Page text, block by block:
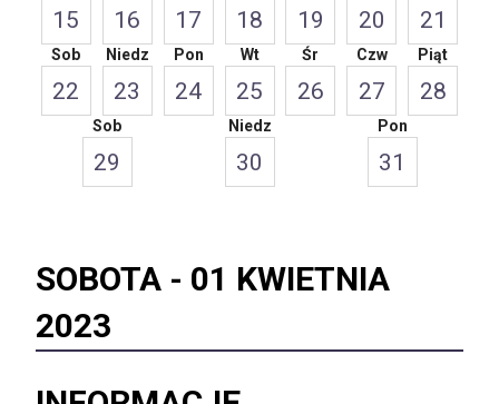
15 16 17 18 19 20 21
Sob
22
Niedz
23
Pon
24
Wt
25
Śr
26
Czw
27
Piąt
28
Sob
29
Niedz
30
Pon
31
SOBOTA - 01 KWIETNIA
2023